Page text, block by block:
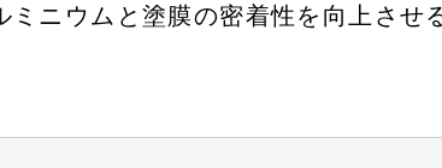
ニウムと塗膜の密着性を向上させ